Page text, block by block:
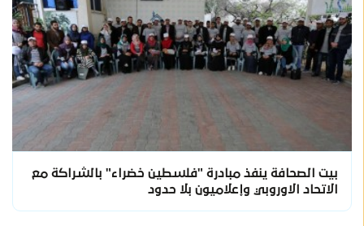
بيت الصحافة ينفذ مبادرة "فلسطين خضراء" بالشراكة مع
الاتحاد الاوروبي وإعلاميون بلا حدود